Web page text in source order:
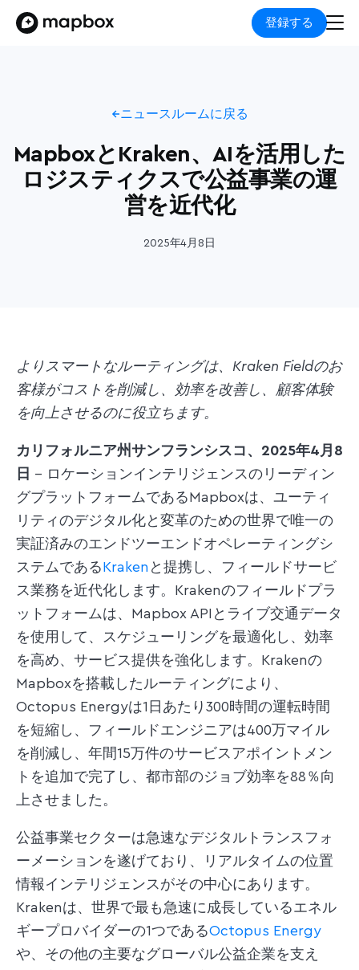
登録する
ニュースルームに戻る
MapboxとKraken、AIを活用した
ロジスティクスで公益事業の運
営を近代化
2025年4月8日
よりスマートなルーティングは、Kraken Fieldのお
客様がコストを削減し、効率を改善し、顧客体験
を向上させるのに役立ちます。
カリフォルニア州サンフランシスコ、2025年4月8
日 – ロケーションインテリジェンスのリーディン
グプラットフォームであるMapboxは、ユーティ
リティのデジタル化と変革のための世界で唯一の
実証済みのエンドツーエンドオペレーティングシ
ステムである Kraken と提携し、フィールドサービ
ス業務を近代化します。Krakenのフィールドプラ
ットフォームは、Mapbox APIとライブ交通データ
を使用して、スケジューリングを最適化し、効率
を高め、サービス提供を強化します。Krakenの
Mapboxを搭載したルーティングにより、
Octopus Energyは1日あたり300時間の運転時間
を短縮し、フィールドエンジニアは400万マイル
を削減し、年間15万件のサービスアポイントメン
トを追加で完了し、都市部のジョブ効率を88％向
上させました。
公益事業セクターは急速なデジタルトランスフォ
ーメーションを遂げており、リアルタイムの位置
情報インテリジェンスがその中心にあります。
Krakenは、世界で最も急速に成長しているエネル
ギープロバイダーの1つであるOctopus Energy
や、その他の主要なグローバル公益企業を支え